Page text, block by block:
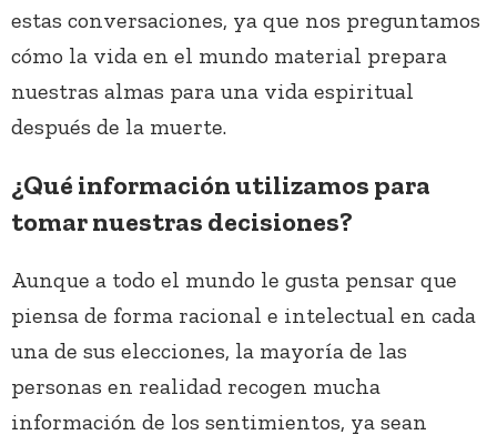
estas conversaciones, ya que nos preguntamos
cómo la vida en el mundo material prepara
nuestras almas para una vida espiritual
después de la muerte.
¿Qué información utilizamos para
tomar nuestras decisiones?
Aunque a todo el mundo le gusta pensar que
piensa de forma racional e intelectual en cada
una de sus elecciones, la mayoría de las
personas en realidad recogen mucha
información de los sentimientos, ya sean